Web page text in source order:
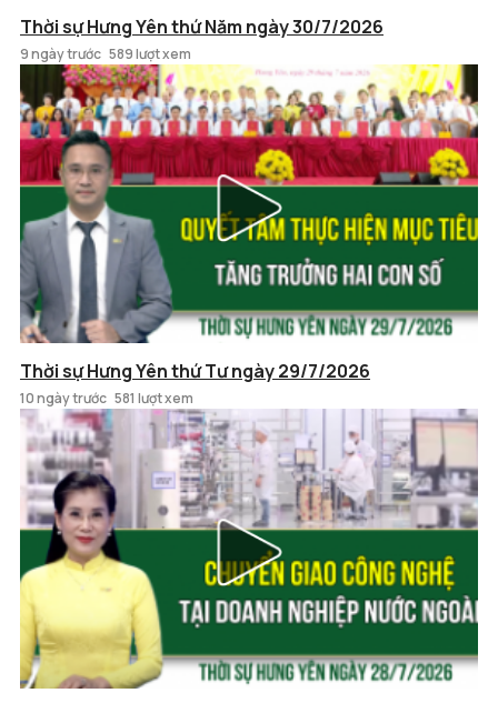
Thời sự Hưng Yên thứ Năm ngày 30/7/2026
9 ngày trước 589 lượt xem
Thời sự Hưng Yên thứ Tư ngày 29/7/2026
10 ngày trước 581 lượt xem